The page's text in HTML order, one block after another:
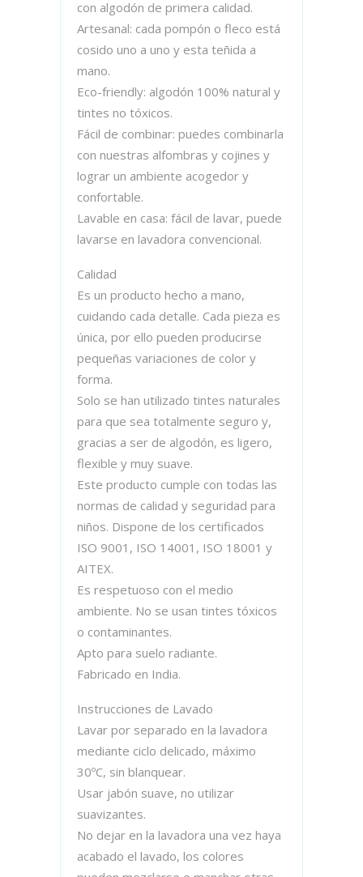
con algodón de primera calidad.
Artesanal: cada pompón o fleco está
cosido uno a uno y esta teñida a
mano.
Eco-friendly: algodón 100% natural y
tintes no tóxicos.
Fácil de combinar: puedes combinarla
con nuestras alfombras y cojines y
lograr un ambiente acogedor y
confortable.
Lavable en casa: fácil de lavar, puede
lavarse en lavadora convencional.
Calidad
Es un producto hecho a mano,
cuidando cada detalle. Cada pieza es
única, por ello pueden producirse
pequeñas variaciones de color y
forma.
Solo se han utilizado tintes naturales
para que sea totalmente seguro y,
gracias a ser de algodón, es ligero,
flexible y muy suave.
Este producto cumple con todas las
normas de calidad y seguridad para
niños. Dispone de los certificados
ISO 9001, ISO 14001, ISO 18001 y
AITEX.
Es respetuoso con el medio
ambiente. No se usan tintes tóxicos
o contaminantes.
Apto para suelo radiante.
Fabricado en India.
Instrucciones de Lavado
Lavar por separado en la lavadora
mediante ciclo delicado, máximo
30ºC, sin blanquear.
Usar jabón suave, no utilizar
suavizantes.
No dejar en la lavadora una vez haya
acabado el lavado, los colores